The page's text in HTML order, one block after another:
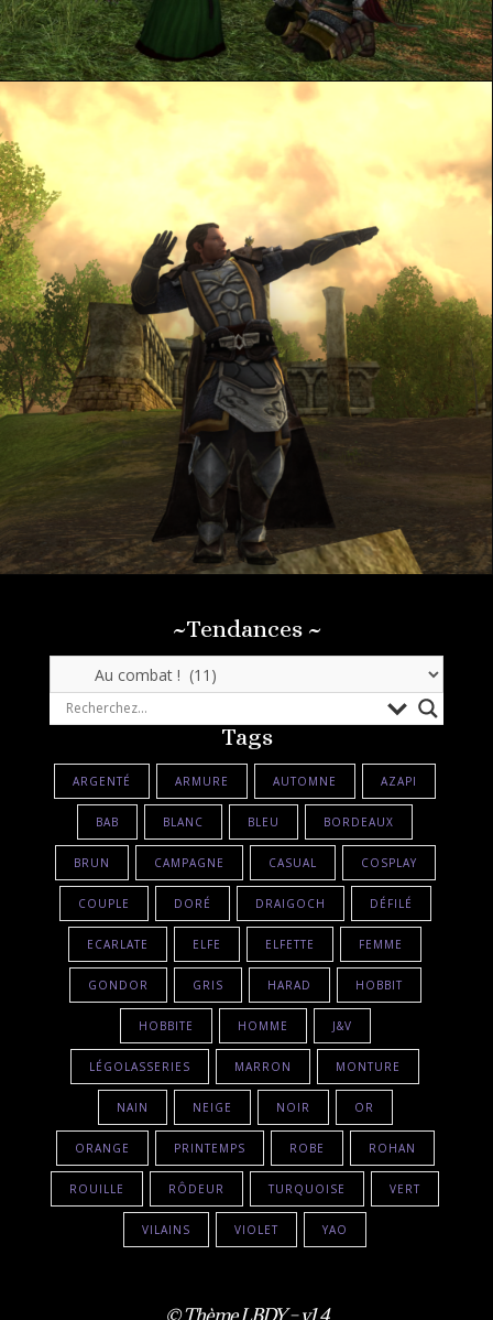
TestostérooOoone !
~Tendances ~
~
Tags
ARGENTÉ ARMURE AUTOMNE AZAPI
BAB BLANC BLEU BORDEAUX
BRUN CAMPAGNE CASUAL COSPLAY
COUPLE DORÉ DRAIGOCH DÉFILÉ
ECARLATE ELFE ELFETTE FEMME
GONDOR GRIS HARAD HOBBIT
HOBBITE HOMME J&V
LÉGOLASSERIES MARRON MONTURE
NAIN NEIGE NOIR OR
ORANGE PRINTEMPS ROBE ROHAN
ROUILLE RÔDEUR TURQUOISE VERT
VILAINS VIOLET YAO
© Thème LBDY – v1.4